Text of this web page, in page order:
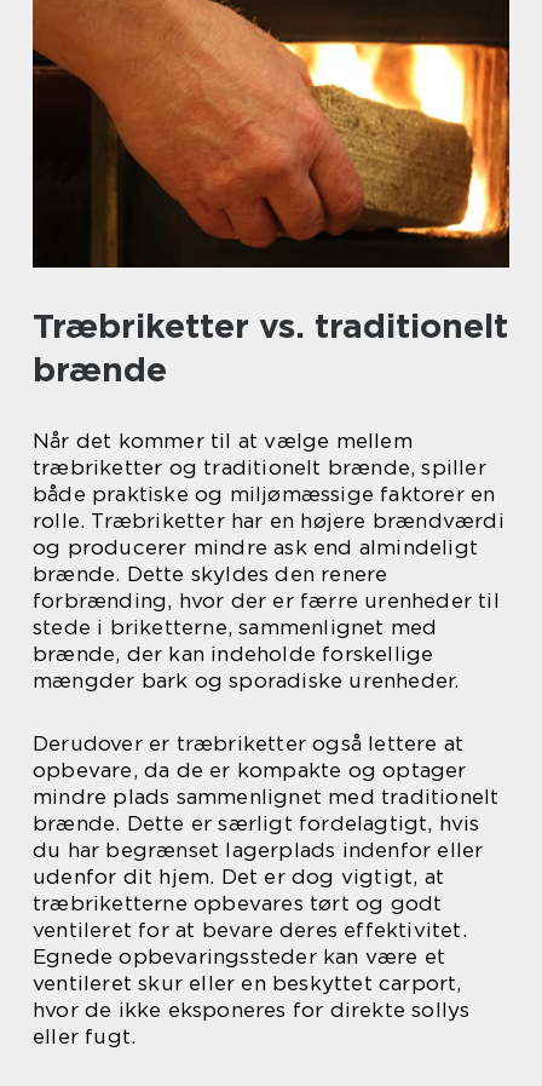
Træbriketter vs. traditionelt
brænde
Når det kommer til at vælge mellem
træbriketter og traditionelt brænde, spiller
både praktiske og miljømæssige faktorer en
rolle. Træbriketter har en højere brændværdi
og producerer mindre ask end almindeligt
brænde. Dette skyldes den renere
forbrænding, hvor der er færre urenheder til
stede i briketterne, sammenlignet med
brænde, der kan indeholde forskellige
mængder bark og sporadiske urenheder.
Derudover er træbriketter også lettere at
opbevare, da de er kompakte og optager
mindre plads sammenlignet med traditionelt
brænde. Dette er særligt fordelagtigt, hvis
du har begrænset lagerplads indenfor eller
udenfor dit hjem. Det er dog vigtigt, at
træbriketterne opbevares tørt og godt
ventileret for at bevare deres effektivitet.
Egnede opbevaringssteder kan være et
ventileret skur eller en beskyttet carport,
hvor de ikke eksponeres for direkte sollys
eller fugt.